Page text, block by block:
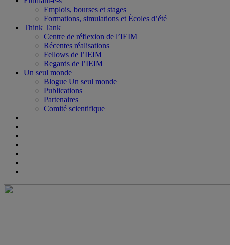
Emplois, bourses et stages
Formations, simulations et Écoles d’été
Think Tank
Centre de réflexion de l’IEIM
Récentes réalisations
Fellows de l’IEIM
Regards de l’IEIM
Un seul monde
Blogue Un seul monde
Publications
Partenaires
Comité scientifique